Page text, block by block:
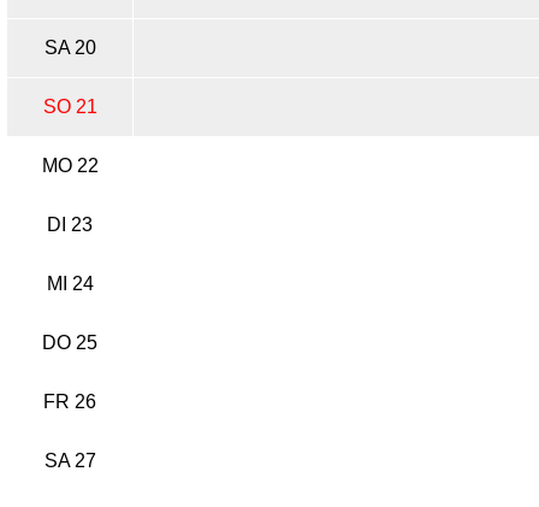
SA 20
SO 21
MO 22
DI 23
MI 24
DO 25
FR 26
SA 27